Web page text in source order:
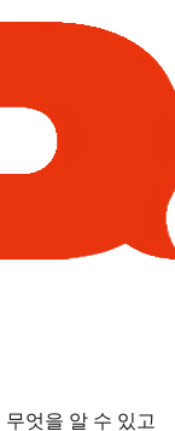
엇을 알 수 있고